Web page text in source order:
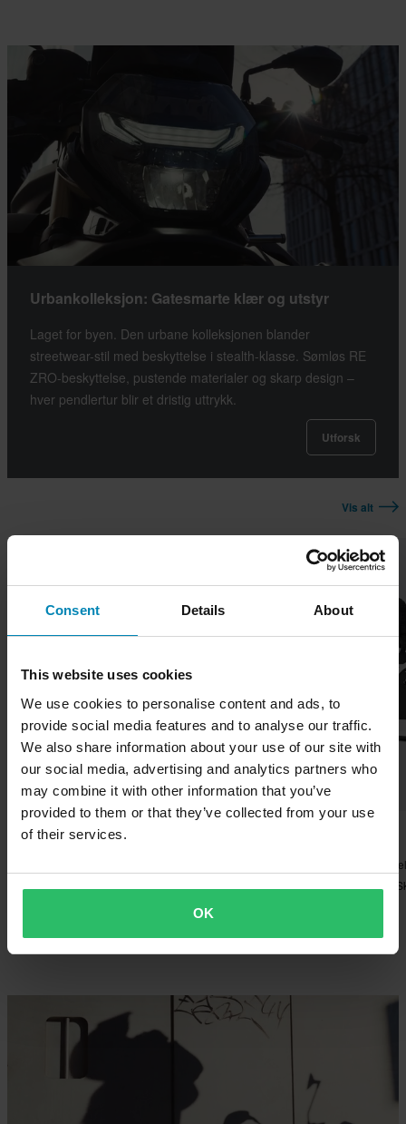
Consent Details About
This website uses cookies
We use cookies to personalise content and ads, to
provide social media features and to analyse our traffic.
We also share information about your use of our site with
our social media, advertising and analytics partners who
may combine it with other information that you’ve
provided to them or that they’ve collected from your use
of their services.
OK
Urbankolleksjon: Gatesmarte klær og utstyr
Laget for byen. Den urbane kolleksjonen blander
streetwear-stil med beskyttelse i stealth-klasse. Sømløs RE
ZRO-beskyttelse, pustende materialer og skarp design –
hver pendlertur blir et dristig uttrykk.
Utforsk
Vis alt
Fra649 kr -62%
Superpris!
40
MC-Sko Raven Rijeka